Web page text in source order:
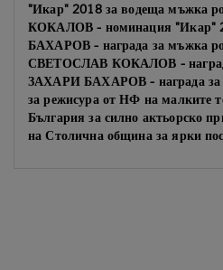
"Икар" 2018 за водеща
КОКАЛОВ - номинация "Икар"
БАХАРОВ - награда за мъжка
СВЕТОСЛАВ КОКАЛОВ -
ЗАХАРИ БАХАРОВ - награда за
за режисура от НФ на малките
България за силно актьорско
на Столична община за ярки